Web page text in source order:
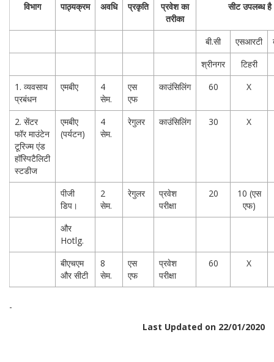
विभाग पाठ्यक्रम अवधि प्रकृति
प्रवेश का
तरीका
सीट उपलब्ध है
बी.सी एसआरटी
श्रीनगर
टिहरी
1. व्यवसाय
प्रबंधन
एमबीए
4
सेम.
एस
एफ
काउंसिलिंग 60 X
2. सेंटर
फॉर माउंटेन
टूरिज्म एंड
हॉस्पिटैलिटी
स्टडीज
एमबीए
(पर्यटन)
4
सेम.
रेगुलर काउंसिलिंग 30 X
पीजी
डिप।
2
सेम.
रेगुलर
प्रवेश
परीक्षा
20
10 (एस
एफ)
और
Hotlg.
बीएचएम
और सीटी
8
सेम.
एस
एफ
प्रवेश
परीक्षा
60 X
-
Last Updated on 22/01/2020